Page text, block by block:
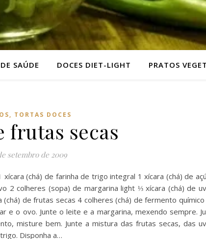
SAÚDE DOCES DIET-LIGHT PRATOS
TORTAS DOCES
frutas secas
setembro de 2009
(chá) de farinha de trigo integral 1 xícara (chá) de
2 colheres (sopa) de margarina light ⅓ xícara (chá) de
de frutas secas 4 colheres (chá) de fermento químico
e o ovo. Junte o leite e a margarina, mexendo sempre.
misture bem. Junte a mistura das frutas secas, das
Disponha a…